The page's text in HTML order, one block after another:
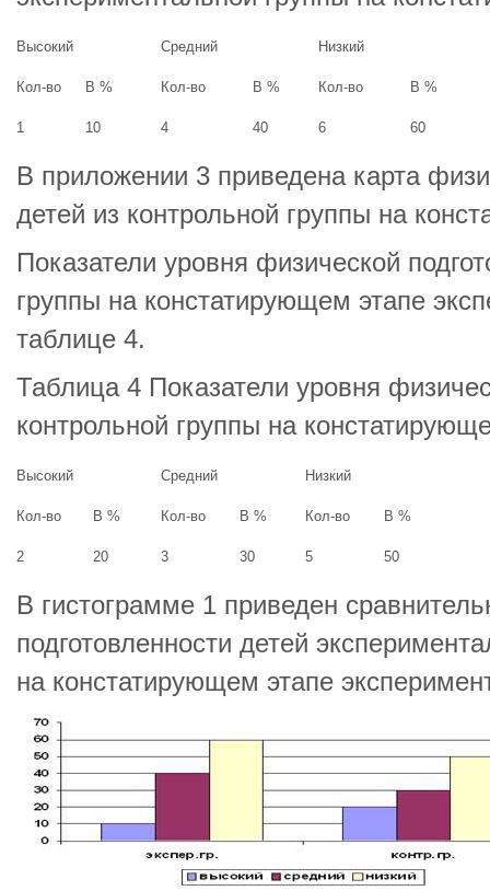
Высокий Средний Низкий
Кол-во В % Кол-во В % Кол-во В %
1 10 4 40 6 60
В приложении 3 приведена карта
детей из контрольной группы на
Показатели уровня физической
группы на констатирующем этапе
таблице 4.
Таблица 4 Показатели уровня
контрольной группы на
Высокий Средний Низкий
Кол-во В % Кол-во В % Кол-во В %
2 20 3 30 5 50
В гистограмме 1 приведен
подготовленности детей
на констатирующем этапе